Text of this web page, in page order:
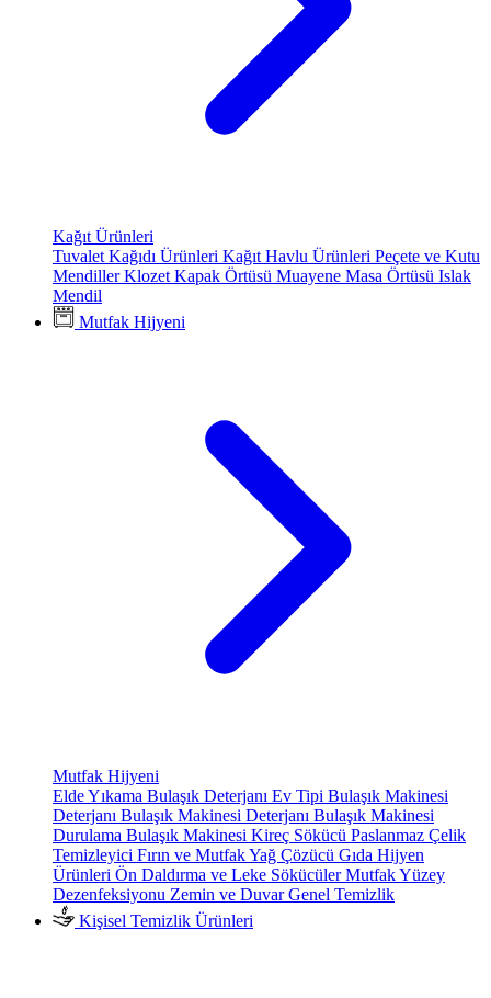
Kağıt Ürünleri
Tuvalet Kağıdı Ürünleri Kağıt Havlu Ürünleri Peçete ve Kutu
MendillerKlozet Kapak Örtüsü Muayene Masa Örtüsü Islak
Mendil
Mutfak Hijyeni
Mutfak Hijyeni
Elde Yıkama Bulaşık Deterjanı Ev Tipi Bulaşık Makinesi
Deterjanı Bulaşık Makinesi Deterjanı Bulaşık Makinesi
Durulama Bulaşık Makinesi Kireç Sökücü Paslanmaz Çelik
Temizleyici Fırın ve Mutfak Yağ Çözücü Gıda Hijyen
Ürünleri Ön Daldırma ve Leke SökücülerMutfak Yüzey
Dezenfeksiyonu Zemin ve Duvar Genel Temizlik
Kişisel Temizlik Ürünleri